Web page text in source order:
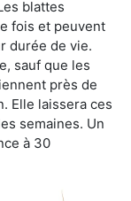
blattes
fois et peuvent
durée de vie.
sauf que les
près de
Elle laissera ces
semaines. Un
à 30